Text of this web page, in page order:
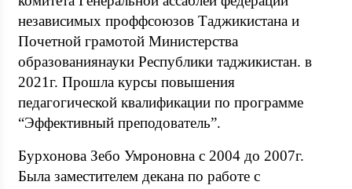
независимых проффсоюзов Таджикистана и
Почетной грамотой Министерства
образованиянауки Республики таджикистан. в
2021г. Прошла курсы повышения
педагогической квалификации по программе
“Эффективный преподователь”.
Бурхонова Зебо Умроновна с 2004 до 2007г.
Была заместителем декана по работе с